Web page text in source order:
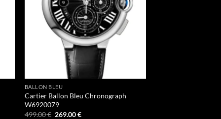
BALLON BLEU
Cartier Ballon Bleu Chronograph
W6920079
499.00€ Ursprünglicher
269.00€Aktueller